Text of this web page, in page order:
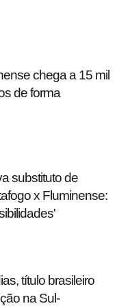
chega a 15 mil
de forma
substituto de
x Fluminense:
título brasileiro
na Sul-